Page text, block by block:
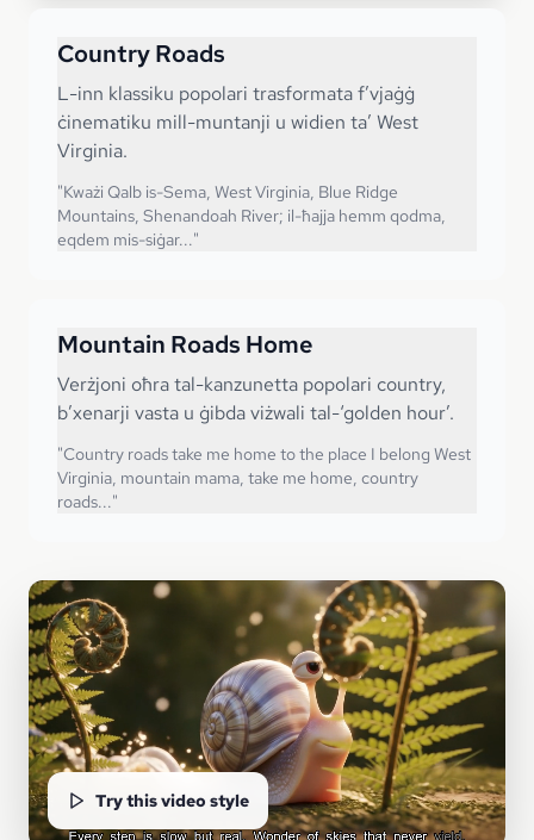
Country Roads
L-inn klassiku popolari trasformata f’vjaġġ
ċinematiku mill-muntanji u widien ta’ West
Virginia.
"Kważi Qalb is-Sema, West Virginia, Blue Ridge
Mountains, Shenandoah River; il-ħajja hemm qodma,
eqdem mis-siġar..."
Mountain Roads Home
Verżjoni oħra tal-kanzunetta popolari country,
b’xenarji vasta u ġibda viżwali tal-‘golden hour’.
"Country roads take me home to the place I belong West
Virginia, mountain mama, take me home, country
roads..."
Try this video style